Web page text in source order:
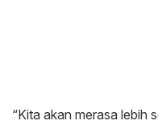
“Kita akan merasa lebih